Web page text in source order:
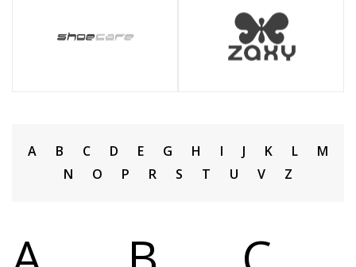
A B C D E G H I J K L
M
N
O P R S T U V Z